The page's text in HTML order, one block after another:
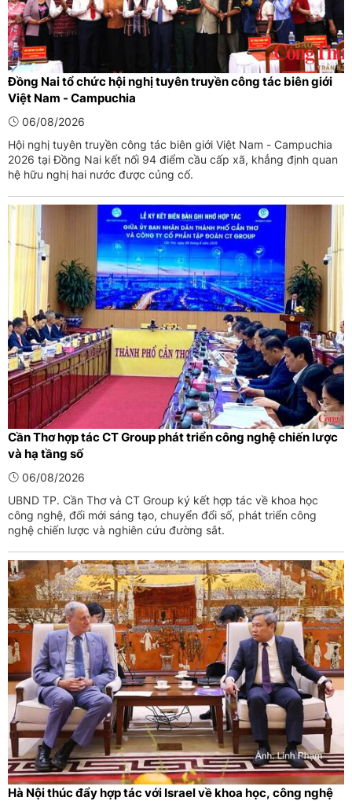
Đồng Nai tổ chức hội nghị tuyên truyền công tác biên giới
Việt Nam - Campuchia
06/08/2026
Hội nghị tuyên truyền công tác biên giới Việt Nam - Campuchia
2026 tại Đồng Nai kết nối 94 điểm cầu cấp xã, khẳng định quan
hệ hữu nghị hai nước được củng cố.
Cần Thơ hợp tác CT Group phát triển công nghệ chiến lược
và hạ tầng số
06/08/2026
UBND TP. Cần Thơ và CT Group ký kết hợp tác về khoa học
công nghệ, đổi mới sáng tạo, chuyển đổi số, phát triển công
nghệ chiến lược và nghiên cứu đường sắt.
Hà Nội thúc đẩy hợp tác với Israel về khoa học, công nghệ